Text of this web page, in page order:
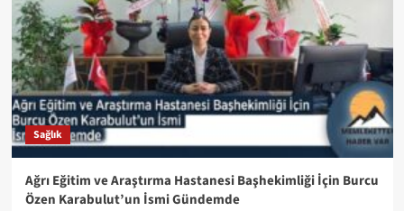
Sağlık
Ağrı Eğitim ve Araştırma Hastanesi Başhekimliği İçin Burcu
Özen Karabulut’un İsmi Gündemde